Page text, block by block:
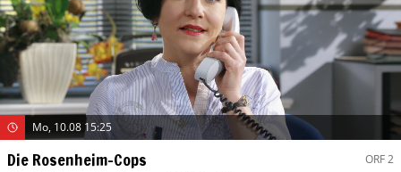
Mo, 10.08 15:25
Die Rosenheim-Cops ORF 2